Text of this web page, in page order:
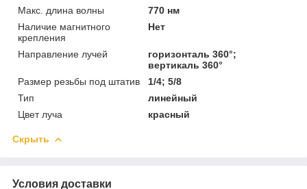
Макс. длина волны
770 нм
Наличие магнитного
крепления
Нет
Направление лучей
горизонталь 360°;
вертикаль 360°
Размер резьбы под штатив
1/4; 5/8
Тип
линейный
Цвет луча
красный
Скрыть
Условия доставки